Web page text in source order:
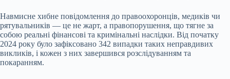
Навмисне хибне повідомлення до правоохоронців, медиків чи
рятувальників — це не жарт, а правопорушення, що тягне за
собою реальні фінансові та кримінальні наслідки. Від початку
2024 року було зафіксовано 342 випадки таких неправдивих
викликів, і кожен з них завершився розслідуванням та
покаранням.